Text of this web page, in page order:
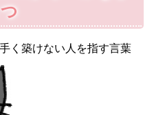
く築けない人を指す言葉